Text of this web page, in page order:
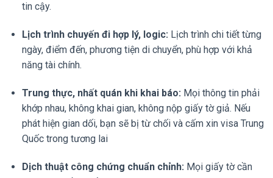
tin cậy.
Lịch trình chuyến đi hợp lý, logic: Lịch trình chi tiết từng
ngày, điểm đến, phương tiện di chuyển, phù hợp với khả
năng tài chính.
Trung thực, nhất quán khi khai báo: Mọi thông tin phải
khớp nhau, không khai gian, không nộp giấy tờ giả. Nếu
phát hiện gian dối, bạn sẽ bị từ chối và cấm xin visa Trung
Quốc trong tương lai
Dịch thuật công chứng chuẩn chỉnh: Mọi giấy tờ cần